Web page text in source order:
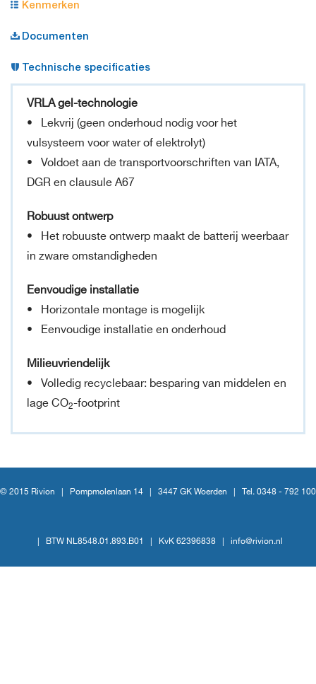
Kenmerken
Documenten
Technische specificaties
VRLA gel-technologie
• Lekvrij (geen onderhoud nodig voor het
vulsysteem voor water of elektrolyt)
• Voldoet aan de transportvoorschriften van IATA,
DGR en clausule A67
Robuust ontwerp
• Het robuuste ontwerp maakt de batterij weerbaar
in zware omstandigheden
Eenvoudige installatie
• Horizontale montage is mogelijk
• Eenvoudige installatie en onderhoud
Milieuvriendelijk
• Volledig recyclebaar: besparing van middelen en
lage CO2-footprint
© 2015 Rivion | Pompmolenlaan 14 3447 GK Woerden Tel. 0348 - 792 100
BTW NL8548.01.893.B01 KvK 62396838 info@rivion.nl